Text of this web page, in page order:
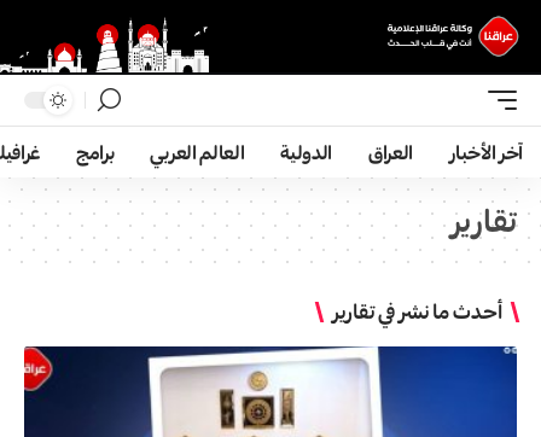
آخر الأخبار العراق الدولية العالم العربي برامج
تقارير
أحدث ما نشر في تقارير